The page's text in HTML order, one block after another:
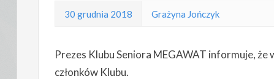
30 grudnia 2018 Grażyna Jończyk
Prezes Klubu Seniora MEGAWAT informuje,
członków Klubu.